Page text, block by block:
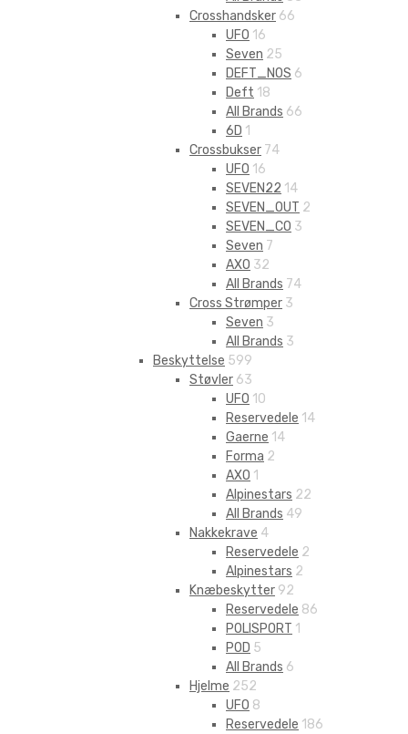
Crosshandsker 66
UFO 16
Seven 25
DEFT_NOS 6
Deft 18
All Brands 66
6D 1
Crossbukser 74
UFO 16
SEVEN22 14
SEVEN_OUT 2
SEVEN_CO 3
Seven 7
AXO 32
All Brands 74
Cross Strømper 3
Seven 3
All Brands 3
Beskyttelse 599
Støvler 63
UFO 10
Reservedele 14
Gaerne 14
Forma 2
AXO 1
Alpinestars 22
All Brands 49
Nakkekrave 4
Reservedele 2
Alpinestars 2
Knæbeskytter 92
Reservedele 86
POLISPORT 1
POD 5
All Brands 6
Hjelme 252
UFO 8
Reservedele 186